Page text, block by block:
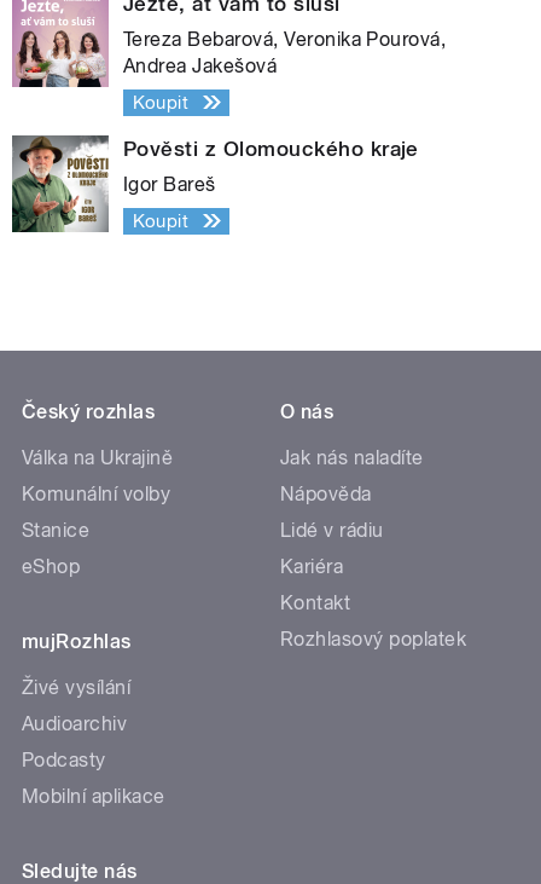
Tereza Bebarová, Veronika Pourová,
Andrea Jakešová
Koupit
Pověsti z Olomouckého kraje
Igor Bareš
Koupit
Český rozhlas
Válka na Ukrajině
Komunální volby
Stanice
eShop
mujRozhlas
Živé vysílání
Audioarchiv
Podcasty
Mobilní aplikace
O nás
Jak nás naladíte
Nápověda
Lidé v rádiu
Kariéra
Kontakt
Rozhlasový poplatek
Sledujte nás